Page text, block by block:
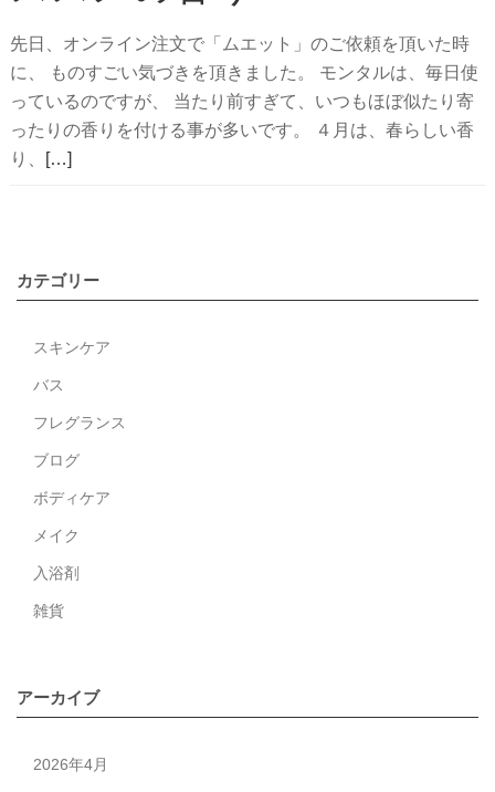
レ
イ
の
美
イ
先日、オンライン注文で「ムエット」のご依頼を頂いた時
に、 ものすごい気づきを頂きました。 モンタルは、毎日使
っているのですが、 当たり前すぎて、いつもほぼ似たり寄
ったりの香りを付ける事が多いです。 ４月は、春らしい香
り、 続
む
モ
タ
ル
2021
月
オ
メ
り
[…]
カテゴリー
スキンケア
バス
フレグランス
ブログ
ボディケア
メイク
入浴剤
雑貨
アーカイブ
2026年4月